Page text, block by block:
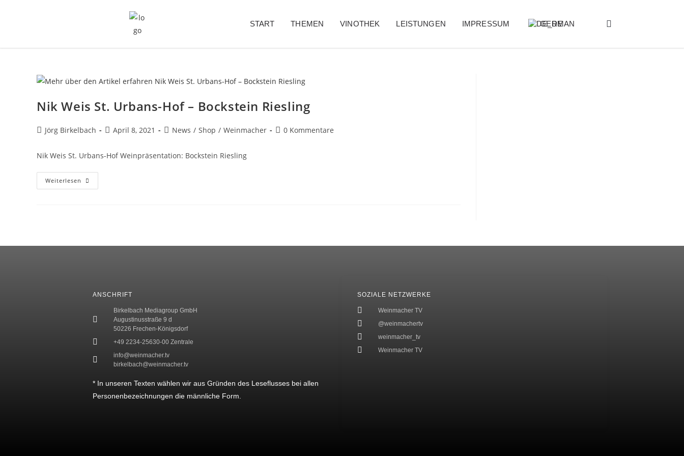
START THEMEN VINOTHEK LEISTUNGEN IMPRESSUM GERMAN
Nik Weis St. Urbans-Hof – Bockstein Riesling
Jörg Birkelbach April 8, 2021 News / Shop / Weinmacher 0 Kommentare
Nik Weis St. Urbans-Hof Weinpräsentation: Bockstein Riesling
Weiterlesen
ANSCHRIFT
Birkelbach Mediagroup GmbH
Augustinusstraße 9 d
50226 Frechen-Königsdorf
+49 2234-25630-00 Zentrale
info@weinmacher.tv
birkelbach@weinmacher.tv
* In unseren Texten wählen wir aus Gründen des Leseflusses bei allen
Personenbezeichnungen die männliche Form.
SOZIALE NETZWERKE
Weinmacher TV
@weinmachertv
weinmacher_tv
Weinmacher TV